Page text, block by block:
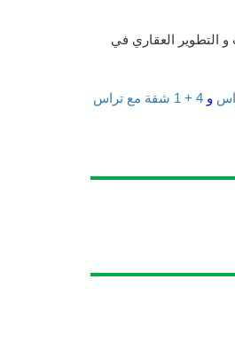
التطوير العقاري في
و
4 + 1 شقة مع تراس